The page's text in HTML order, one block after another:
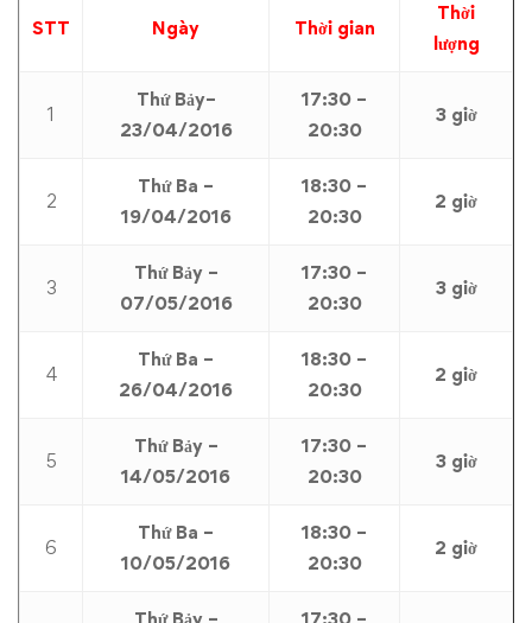
STT Ngày Thời gian
Thời
lượng
1
Thứ Bảy–
23/04/2016
17:30 –
20:30
3 giờ
2
Thứ Ba –
19/04/2016
18:30 –
20:30
2 giờ
3
Thứ Bảy –
07/05/2016
17:30 –
20:30
3 giờ
4
Thứ Ba –
26/04/2016
18:30 –
20:30
2 giờ
5
Thứ Bảy –
14/05/2016
17:30 –
20:30
3 giờ
6
Thứ Ba –
10/05/2016
18:30 –
20:30
2 giờ